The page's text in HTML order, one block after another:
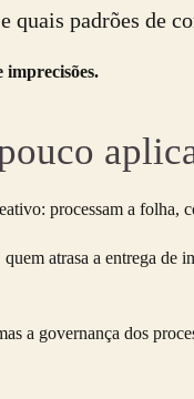
quais padrões de
imprecisões.
processam a folha,
atrasa a entrega de
a governança dos